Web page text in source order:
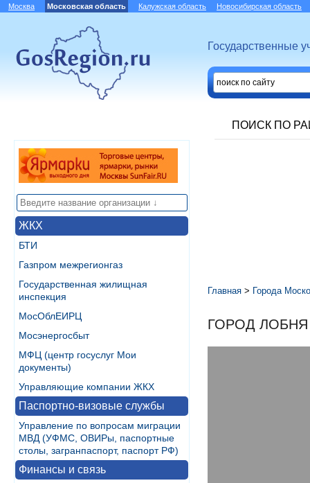
Москва Московская область Калужская область Новосибирская область
Государственные
ПОИСК ПО
ЖКХ
БТИ
Газпром межрегионгаз
Государственная жилищная
инспекция
МосОблЕИРЦ
Мосэнергосбыт
МФЦ (центр госуслуг Мои
документы)
Управляющие компании ЖКХ
Паспортно-визовые службы
Управление по вопросам миграции
МВД (УФМС, ОВИРы, паспортные
столы, загранпаспорт, паспорт РФ)
Финансы и связь
Главная > Города
ГОРОД ЛОБНЯ